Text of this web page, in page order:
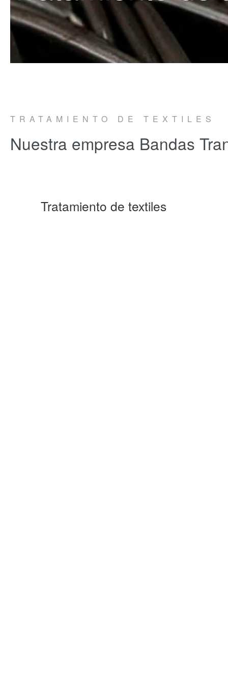
TRATAMIENTO DE TEXTILES
Nuestra empresa Bandas
Tratamiento de textiles